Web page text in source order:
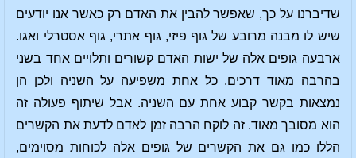
שדיברנו על כך, שאפשר להבין את האדם רק כאשר אנו יודעים
שיש לו מבנה מרובע של גוף פיזי, גוף אתרי, גוף אסטרלי ואגו.
ארבעה גופים אלה של ישות האדם קשורים ותלויים אחד בשני
בהרבה מאוד דרכים. כל אחת משפיעה על השניה ולכן הן
נמצאות בקשר קבוע אחת עם השניה. אבל שיתוף פעולה זה
הוא מסובך מאוד. זה לוקח הרבה זמן לאדם לדעת את הקשרים
הללו כמו גם את הקשרים של גופים אלה לכוחות מסוימים,